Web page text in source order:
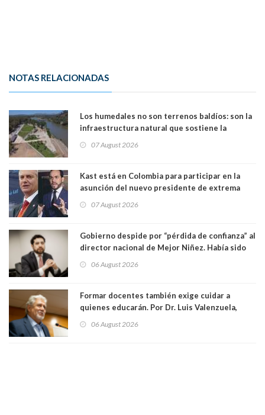
NOTAS RELACIONADAS
Los humedales no son terrenos baldíos: son la
infraestructura natural que sostiene la
vida. Por Alfredo Peña, Periodista
07 August 2026
Kast está en Colombia para participar en la
asunción del nuevo presidente de extrema
derecha Abelardo de la Espriella
07 August 2026
Gobierno despide por “pérdida de confianza” al
director nacional de Mejor Niñez. Había sido
elegido por Alta Dirección Pública
06 August 2026
Formar docentes también exige cuidar a
quienes educarán. Por Dr. Luis Valenzuela,
Patricia Bravo Rojas, Francisca Paudif Carcamo,
Académicos U. Católica Silva Henríquez
06 August 2026